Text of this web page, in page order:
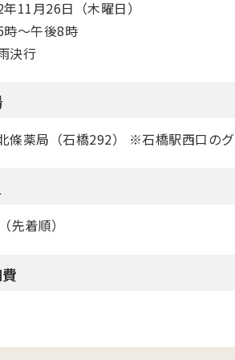
11月26日（木曜日）
時～午後8時
決行
條薬局（石橋292） ※石橋駅西口の
先着順）